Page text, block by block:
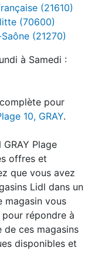
(21610)
(70600)
(21270)
à Samedi :
pour
10, GRAY.
Plage
offres et
que vous avez
Lidl dans un
magasin vous
répondre à
de ces magasins
disponibles et